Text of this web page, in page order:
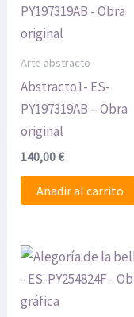
Arte abstracto
Abstracto1- ES-
PY197319AB – Obra
original
140,00€
Añadir al carrito